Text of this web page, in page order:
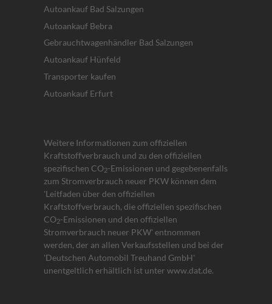
Autoankauf Bad Salzungen
Autoankauf Bebra
Gebrauchtwagenhändler Bad Salzungen
Autoankauf Hünfeld
Transporter kaufen
Autoankauf Erfurt
Weitere Informationen zum offiziellen
Kraftstoffverbrauch und zu den offiziellen
spezifischen CO2-Emissionen und gegebenenfalls
zum Stromverbrauch neuer PKW können dem
'Leitfaden über den offiziellen
Kraftstoffverbrauch, die offiziellen spezifischen
CO2-Emissionen und den offiziellen
Stromverbrauch neuer PKW' entnommen
werden, der an allen Verkaufsstellen und bei der
'Deutschen Automobil Treuhand GmbH'
unentgeltlich erhältlich ist unter www.dat.de.